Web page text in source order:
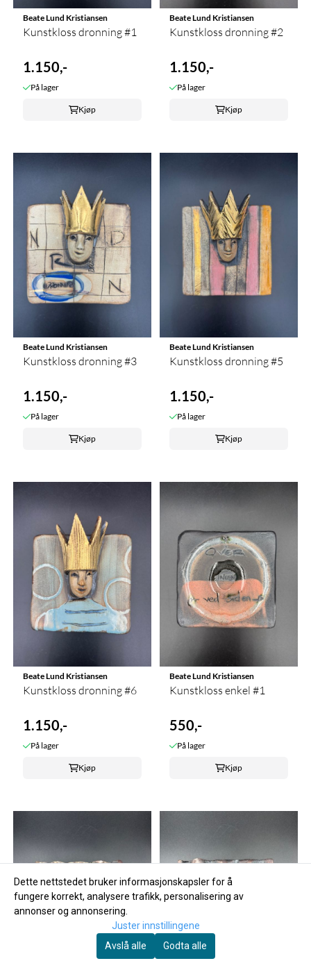
Beate Lund Kristiansen
Kunstkloss dronning #1
1.150,-
På lager
Kjøp
Beate Lund Kristiansen
Kunstkloss dronning #2
1.150,-
På lager
Kjøp
Beate Lund Kristiansen
Kunstkloss dronning #3
1.150,-
På lager
Kjøp
Beate Lund Kristiansen
Kunstkloss dronning #5
1.150,-
På lager
Kjøp
Beate Lund Kristiansen
Kunstkloss dronning #6
1.150,-
På lager
Kjøp
Beate Lund Kristiansen
Kunstkloss enkel #1
550,-
På lager
Kjøp
Dette nettstedet bruker informasjonskapsler for å
fungere korrekt, analysere trafikk, personalisering av
annonser og annonsering.
Juster innstillingene
Avslå alle
Godta alle